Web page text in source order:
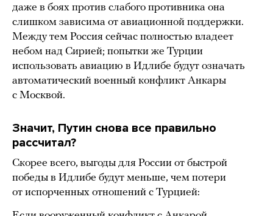
даже в боях против слабого противника она
слишком зависима от авиационной поддержки.
Между тем Россия сейчас полностью владеет
небом над Сирией; попытки же Турции
использовать авиацию в Идлибе будут означать
автоматический военный конфликт Анкары
с Москвой.
Значит, Путин снова все правильно
рассчитал?
Скорее всего, выгоды для России от быстрой
победы в Идлибе будут меньше, чем потери
от испорченных отношений с Турцией: